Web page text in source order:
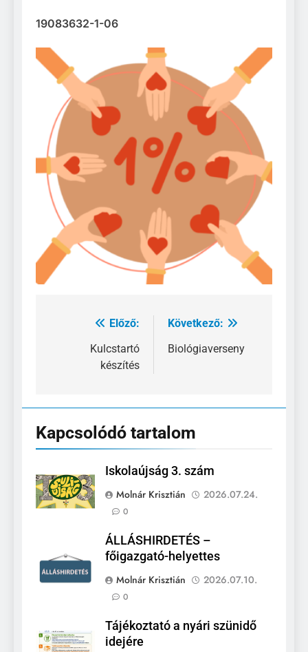
19083632-1-06
Bejegyzés
navigáció
Előző:
Kulcstartó
készítés
Következő:
Biológiaverseny
Kapcsolódó tartalom
Iskolaújság 3. szám
Molnár Krisztián
2026.07.24.
0
ÁLLÁSHIRDETÉS –
főigazgató-helyettes
Molnár Krisztián
2026.07.10.
0
Tájékoztató a nyári szünidő
idejére